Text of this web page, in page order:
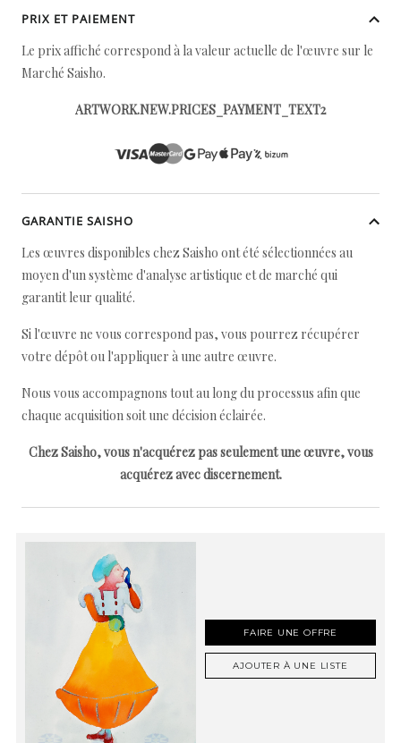
PRIX ET PAIEMENT
Le prix affiché correspond à la valeur actuelle de l'œuvre sur le
Marché Saisho.
ARTWORK.NEW.PRICES_PAYMENT_TEXT2
GARANTIE SAISHO
Les œuvres disponibles chez Saisho ont été sélectionnées au
moyen d'un système d'analyse artistique et de marché qui
garantit leur qualité.
Si l'œuvre ne vous correspond pas, vous pourrez récupérer
votre dépôt ou l'appliquer à une autre œuvre.
Nous vous accompagnons tout au long du processus afin que
chaque acquisition soit une décision éclairée.
Chez Saisho, vous n'acquérez pas seulement une œuvre, vous
acquérez avec discernement.
FAIRE UNE OFFRE
AJOUTER À UNE LISTE